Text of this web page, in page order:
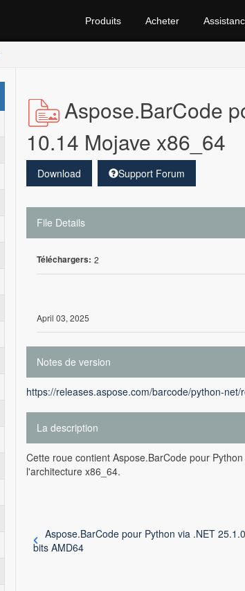
Produits Acheter
Aspose.BarCode
10.14 Mojave x86_64
Download Support Forum
File Details
Téléchargers: 2
April 03, 2025
Notes de version
https://releases.aspose.com/barcode/python-
La description
Cette roue contient Aspose.BarCode pour
l'architecture x86_64.
Aspose.BarCode pour Python via .NET
bits AMD64